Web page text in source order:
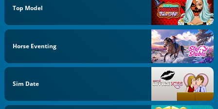
Top Model
Horse Eventing
Sim Date